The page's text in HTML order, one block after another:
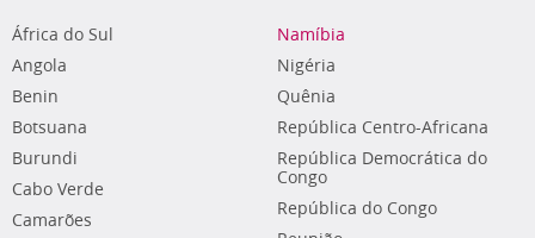
África do Sul
Angola
Benin
Botsuana
Burundi
Cabo Verde
Camarões
Namíbia
Nigéria
Quênia
República Centro-Africana
República Democrática do
Congo
República do Congo